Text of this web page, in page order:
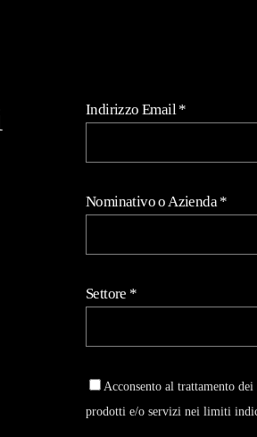
Indirizzo Email*
Nominativo o Azienda*
Settore *
Acconsento al trattamento
prodotti e/o servizi nei limiti